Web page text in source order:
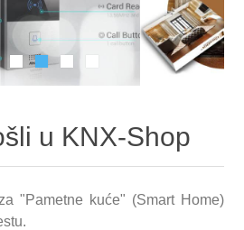
u KNX-Shop
"Pametne kuće" (Smart Home)